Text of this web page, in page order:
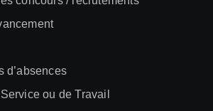
d’absences
ou de Travail